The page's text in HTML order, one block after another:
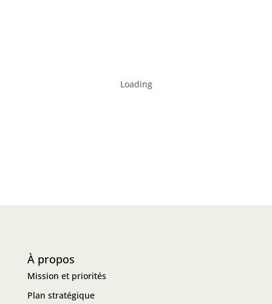
Loading
À propos
Mission et priorités
Plan stratégique